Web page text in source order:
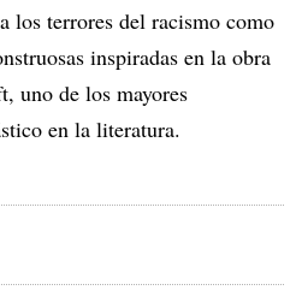
los terrores del racismo como
inspiradas en la obra
uno de los mayores
en la literatura.